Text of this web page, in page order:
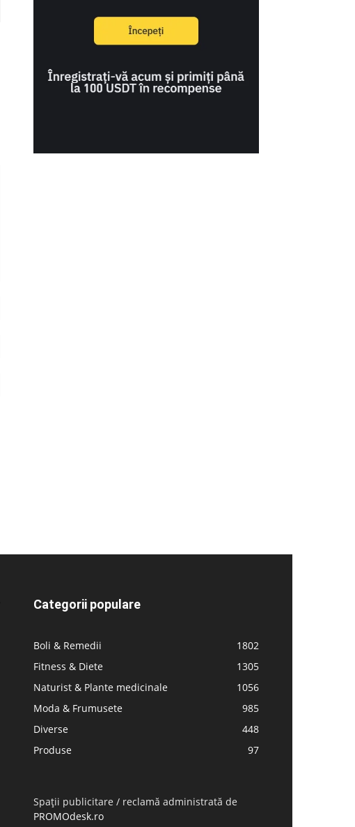
Categorii populare
Boli & Remedii
1802
Fitness & Diete
1305
Naturist & Plante medicinale
1056
Moda & Frumusete
985
Diverse
448
Produse
97
Spații publicitare / reclamă administrată de
PROMOdesk.ro